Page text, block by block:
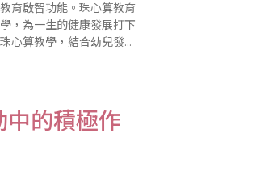
育啟智功能。珠心算教育
，為一生的健康發展打下
心算教學，結合幼兒發展
中的積極作